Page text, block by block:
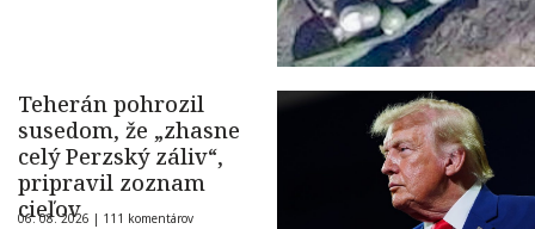
Teherán pohrozil
susedom, že „zhasne
celý Perzský záliv“,
pripravil zoznam
cieľov
06. 08. 2026 | 111 komentárov